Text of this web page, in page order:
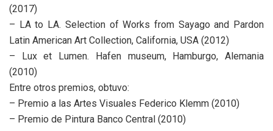
(2017)
– LA to LA. Selection of Works from Sayago and Pardon
Latin American Art Collection, California, USA (2012)
– Lux et Lumen. Hafen museum, Hamburgo, Alemania
(2010)
Entre otros premios, obtuvo:
– Premio a las Artes Visuales Federico Klemm (2010)
– Premio de Pintura Banco Central (2010)